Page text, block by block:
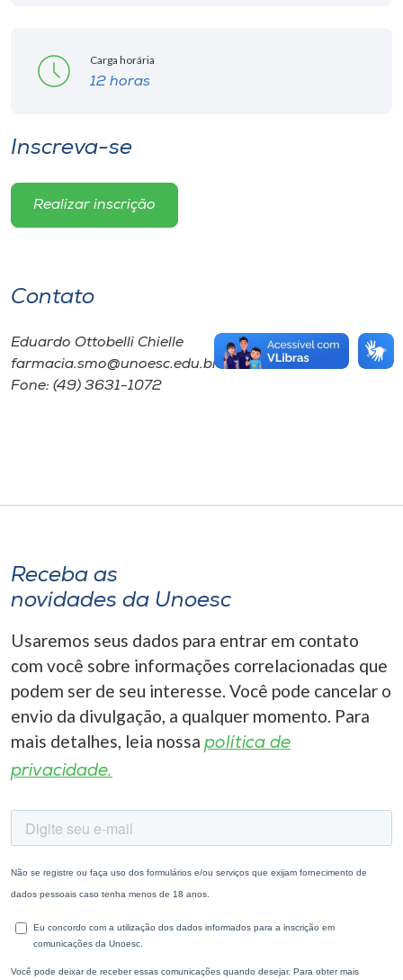
Carga horária
12 horas
Inscreva-se
Realizar inscrição
Contato
Eduardo Ottobelli Chielle
farmacia.smo@unoesc.edu.br
Fone: (49) 3631-1072
Receba as
novidades da Unoesc
Usaremos seus dados para entrar em contato
com você sobre informações correlacionadas que
podem ser de seu interesse. Você pode cancelar o
envio da divulgação, a qualquer momento. Para
mais detalhes, leia nossa política de
privacidade.